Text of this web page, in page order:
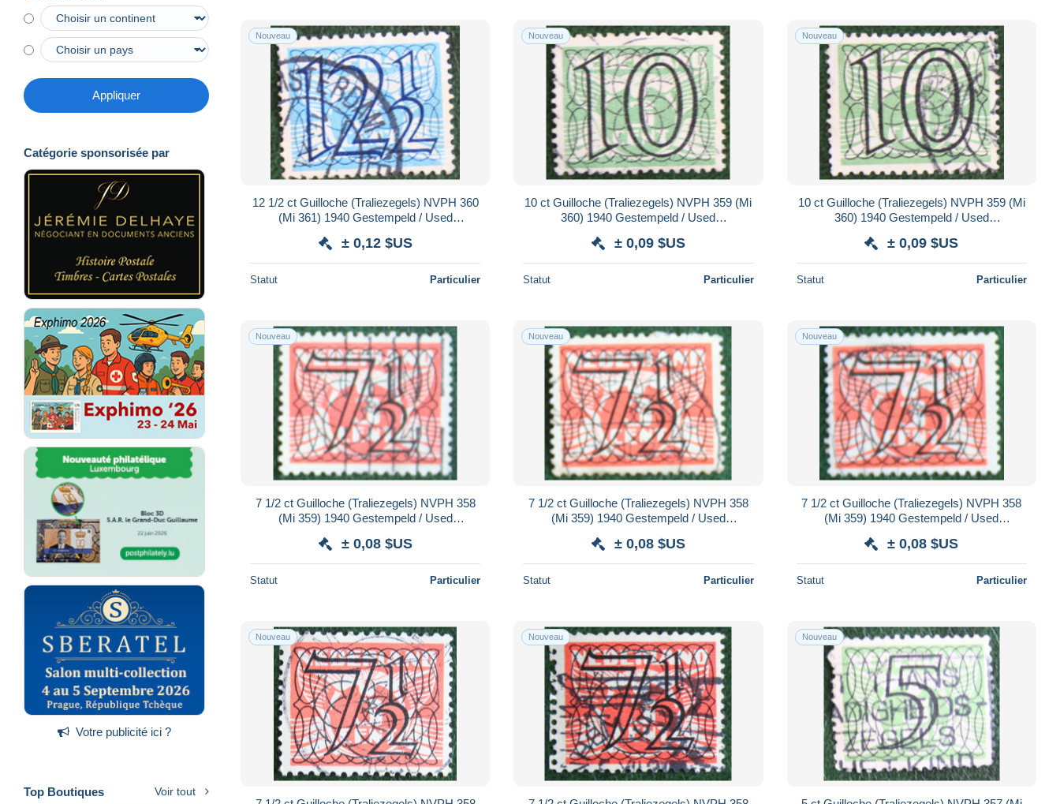
Appliquer
Catégorie sponsorisée par
Votre publicité ici ?
Top Boutiques Voir tout
Nouveau
12 1/2 ct Guilloche (Traliezegels) NVPH 360
(Mi 361) 1940 Gestempeld / Used
± 0,12 $US
Statut Particulier
Nouveau
10 ct Guilloche (Traliezegels) NVPH 359 (Mi
360) 1940 Gestempeld / Used
± 0,09 $US
Statut Particulier
Nouveau
10 ct Guilloche (Traliezegels) NVPH 359 (Mi
360) 1940 Gestempeld / Used
± 0,09 $US
Statut Particulier
Nouveau
7 1/2 ct Guilloche (Traliezegels) NVPH 358
(Mi 359) 1940 Gestempeld / Used
± 0,08 $US
Statut Particulier
Nouveau
7 1/2 ct Guilloche (Traliezegels) NVPH 358
(Mi 359) 1940 Gestempeld / Used
± 0,08 $US
Statut Particulier
Nouveau
7 1/2 ct Guilloche (Traliezegels) NVPH 358
(Mi 359) 1940 Gestempeld / Used
± 0,08 $US
Statut Particulier
Nouveau Nouveau Nouveau